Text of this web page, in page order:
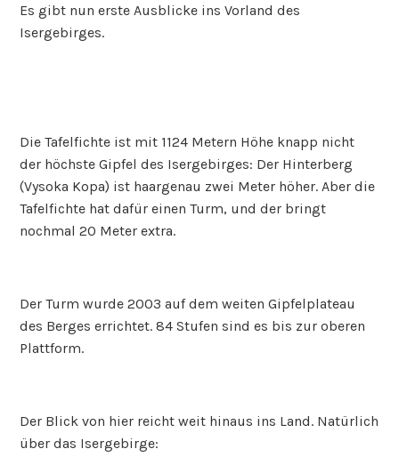
Es gibt nun erste Ausblicke ins Vorland des
Isergebirges.
Die Tafelfichte ist mit 1124 Metern Höhe knapp nicht
der höchste Gipfel des Isergebirges: Der Hinterberg
(Vysoka Kopa) ist haargenau zwei Meter höher. Aber die
Tafelfichte hat dafür einen Turm, und der bringt
nochmal 20 Meter extra.
Der Turm wurde 2003 auf dem weiten Gipfelplateau
des Berges errichtet. 84 Stufen sind es bis zur oberen
Plattform.
Der Blick von hier reicht weit hinaus ins Land. Natürlich
über das Isergebirge: